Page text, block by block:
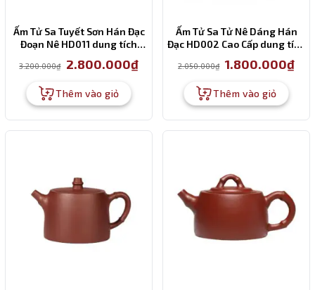
Ấm Tử Sa Tuyết Sơn Hán Đạc
Đoạn Nê HD011 dung tích
3.200.000₫ Giá
gốc
3.200.000₫.
2.800.000₫Giá
hiện
2.800.000₫.
Thêm vào giỏ
Ấm Tử Sa Tử Nê Dáng Hán
Đạc HD002 Cao Cấp dung tích
2.050.000₫ Giá
gốc
2.050.000₫.
1.800.000₫Giá
hiện
Thêm vào giỏ